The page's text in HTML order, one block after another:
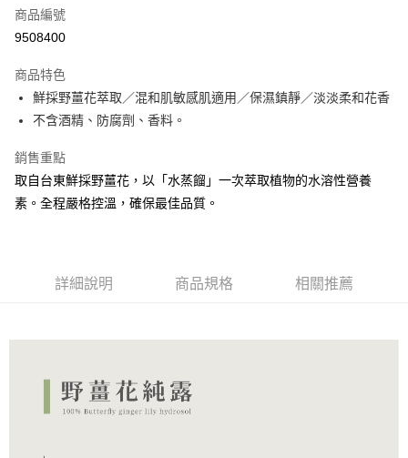
超商取貨付款
運送方式
每筆NT$70，滿NT$590(含以上)免運費
每筆NT$70，滿NT$590(含以上)免運費
每筆NT$150，滿NT$1,500(含以上)免運費
商品編號
9508400
商品特色
鮮採野薑花萃取／混和肌敏感肌適用／保濕鎮靜／淡淡柔和花香
不含酒精、防腐劑、香料。
銷售重點
取自台東鮮採野薑花，以「水蒸餾」一次萃取植物的水溶性營養
素。全程嚴格控溫，確保最佳品質。
詳細說明 商品規格 相關推薦